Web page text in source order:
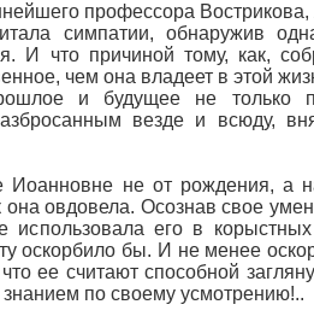
профессора
симпатии, обнаружив
И что причиной тому, как,
чем она владеет в этой
и будущее не только
везде и всюду,
не от рождения, а
она овдовела. Осознав свое
его в
оскорбило бы. И не менее
ее считают способной
по своему усмотрению!..